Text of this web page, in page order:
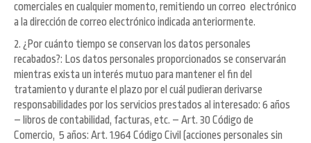
comerciales en cualquier momento, remitiendo un correo electrónico
a la dirección de correo electrónico indicada anteriormente.
2. ¿Por cuánto tiempo se conservan los datos personales
recabados?: Los datos personales proporcionados se conservarán
mientras exista un interés mutuo para mantener el fin del
tratamiento y durante el plazo por el cuál pudieran derivarse
responsabilidades por los servicios prestados al interesado: 6 años
– libros de contabilidad, facturas, etc. – Art. 30 Código de
Comercio, 5 años: Art. 1.964 Código Civil (acciones personales sin